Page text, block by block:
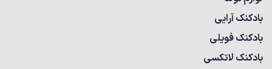
بادکنک آرایی
بادکنک فویلی
بادکنک لاتکسی